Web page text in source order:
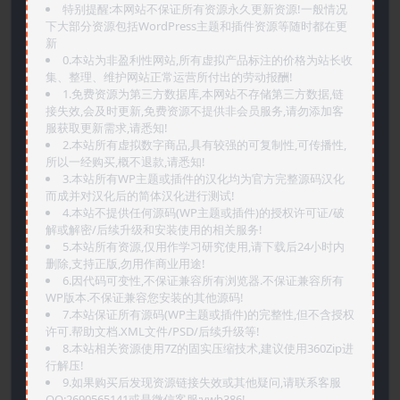
特别提醒:本网站不保证所有资源永久更新资源!一般情况
下大部分资源包括WordPress主题和插件资源等随时都在更
新
0.本站为非盈利性网站,所有虚拟产品标注的价格为站长收
集、整理、维护网站正常运营所付出的劳动报酬!
1.免费资源为第三方数据库,本网站不存储第三方数据,链
接失效,会及时更新,免费资源不提供非会员服务,请勿添加客
服获取更新需求,请悉知!
2.本站所有虚拟数字商品,具有较强的可复制性,可传播性,
所以一经购买,概不退款,请悉知!
3.本站所有WP主题或插件的汉化均为官方完整源码汉化
而成并对汉化后的简体汉化进行测试!
4.本站不提供任何源码(WP主题或插件)的授权许可证/破
解或解密/后续升级和安装使用的相关服务!
5.本站所有资源,仅用作学习研究使用,请下载后24小时内
删除,支持正版,勿用作商业用途!
6.因代码可变性,不保证兼容所有浏览器.不保证兼容所有
WP版本.不保证兼容您安装的其他源码!
7.本站保证所有源码(WP主题或插件)的完整性,但不含授权
许可.帮助文档.XML文件/PSD/后续升级等!
8.本站相关资源使用7Z的固实压缩技术,建议使用360Zip进
行解压!
9.如果购买后发现资源链接失效或其他疑问,请联系客服